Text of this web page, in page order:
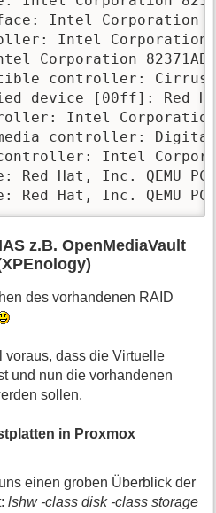
Intel Corporation
Intel Corporation
Corporation
controller: Cirrus
device [00ff]: Red
Intel Corporation
controller: Digital
Intel
Red Hat, Inc. QEMU
Red Hat, Inc. QEMU
z.B. OpenMediaVault
des vorhandenen RAID
voraus, dass die Virtuelle
und nun die vorhandenen
sollen.
in Proxmox
einen groben Überblick der
lshw -class disk -class storage